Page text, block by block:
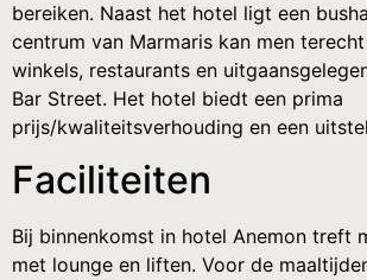
bereiken. Naast het hotel ligt een
centrum van Marmaris kan men
winkels, restaurants en
Bar Street. Het hotel biedt een prima
prijs/kwaliteitsverhouding en een
Faciliteiten
Bij binnenkomst in hotel Anemon treft
met lounge en liften. Voor de